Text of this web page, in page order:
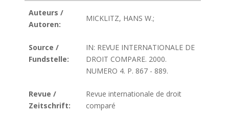
Auteurs /
Autoren:
MICKLITZ, HANS W.;
Source /
Fundstelle:
IN: REVUE INTERNATIONALE DE
DROIT COMPARE. 2000.
NUMERO 4. P. 867 - 889.
Revue /
Zeitschrift:
Revue internationale de droit
comparé